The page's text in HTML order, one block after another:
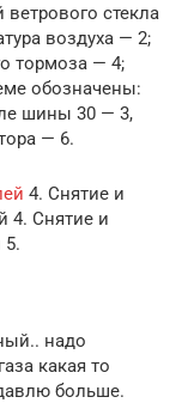
ветрового стекла
воздуха — 2;
тормоза — 4;
обозначены:
шины 30 — 3,
— 6.
4. Снятие и
4. Снятие и
5.
надо
какая то
больше.